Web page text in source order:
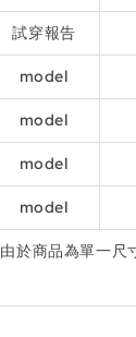
試穿報告
model
model
model
model
由於商品為單一尺